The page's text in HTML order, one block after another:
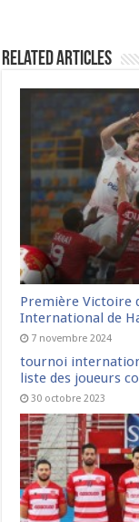
Related Articles
Première Victoire
International de
7 novembre 2024
tournoi
liste des joueurs
30 octobre 2023